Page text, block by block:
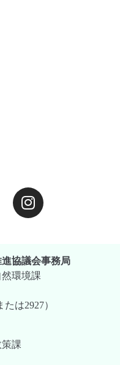
協議会事務局
環境課
は2927）
課